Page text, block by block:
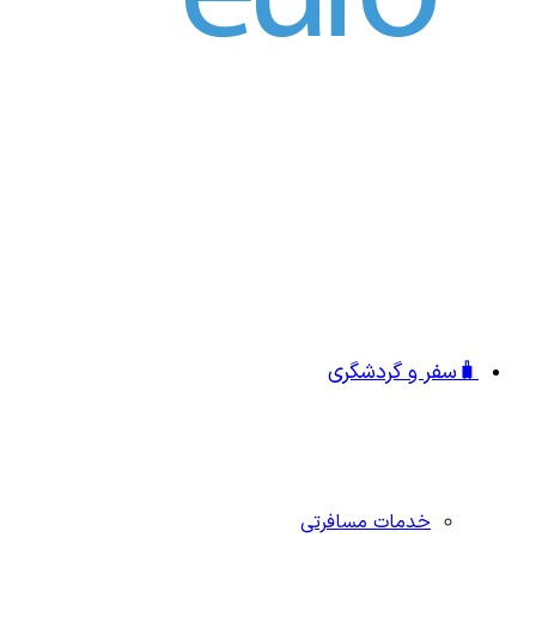
🧳سفر و گردشگری
خدمات مسافرتی